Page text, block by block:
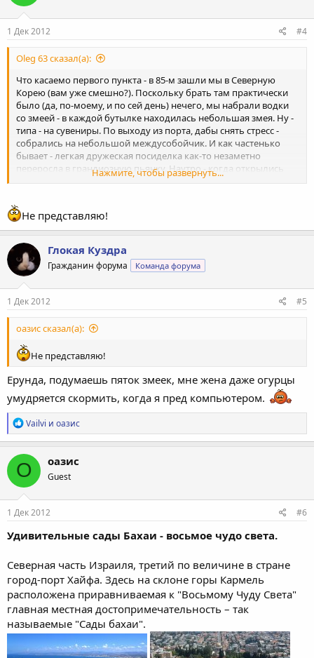
и
:
1 Дек 2012 #4
Oleg 63 сказал(а):
Что касаемо первого пункта - в 85-м зашли мы в Северную
Корею (вам уже смешно?). Поскольку брать там практически
было (да, по-моему, и по сей день) нечего, мы набрали водки
со змеей - в каждой бутылке находилась небольшая змея. Ну -
типа - на сувениры. По выходу из порта, дабы снять стресс -
собрались на небольшой междусобойчик. И как частенько
бывает - легкая дружеская посиделка как-то незаметно
переросла в грандиозную пьянку. Наутро - когда открылись
глаза, навелась резкость и частично включился разум - стали
было - ну, типа выкинули в иллюминатор. Но было все гораздо
откровеннее - на блюдечке лежали аккуратно откушенные 5
или 6 змеиных голов. Система перекресных допросов так и не
помогла выявить гурмана.
Нажмите, чтобы развернуть...
Не представляю!
Глокая Куздра
Гражданин форума Команда форума
1 Дек 2012 #5
оазис сказал(а):
Не представляю!
Ерунда, подумаешь пяток змеек, мне жена даже огурцы
умудряется скормить, когда я пред компьютером.
Р
е
а
к
ц
и
и
:
Vailvi и оазис
О оазис
Guest
1 Дек 2012 #6
Удивительные сады Бахаи - восьмое чудо света.
Северная часть Израиля, третий по величине в стране
город-порт Хайфа. Здесь на склоне горы Кармель
расположена приравниваемая к "Восьмому Чуду Света"
главная местная достопримечательность – так
называемые "Сады бахаи".